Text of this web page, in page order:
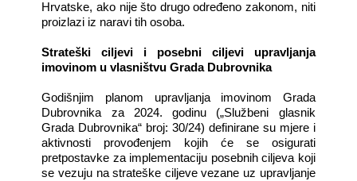
Hrvatske, ako nije što drugo određeno zakonom, niti
proizlazi iz naravi tih osoba.
Strateški ciljevi i posebni ciljevi upravljanja
imovinom u vlasništvu Grada Dubrovnika
Godišnjim planom upravljanja imovinom Grada
Dubrovnika za 2024. godinu („Službeni glasnik
Grada Dubrovnika“ broj: 30/24) definirane su mjere i
aktivnosti provođenjem kojih će se osigurati
pretpostavke za implementaciju posebnih ciljeva koji
se vezuju na strateške ciljeve vezane uz upravljanje